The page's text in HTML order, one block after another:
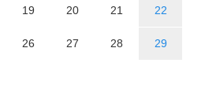
19 20 21 22
26 27 28 29